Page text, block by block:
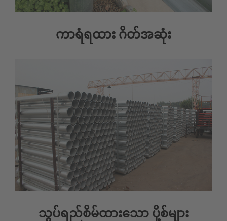
ကာရံရထား ဂိတ်အဆုံး
သွပ်ရည်စိမ်ထားသော ပို့စ်များ